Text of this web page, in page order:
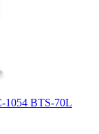
1054 BTS-70L